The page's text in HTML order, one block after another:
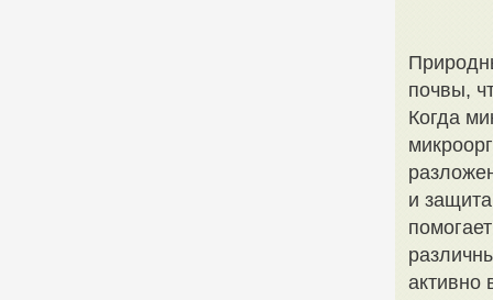
почвы,
Когда
и
активно